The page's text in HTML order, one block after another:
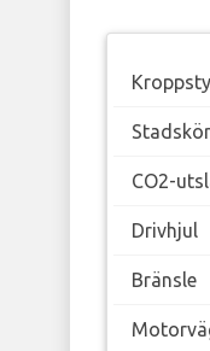
CO2-
Drivhjul
Bränsle